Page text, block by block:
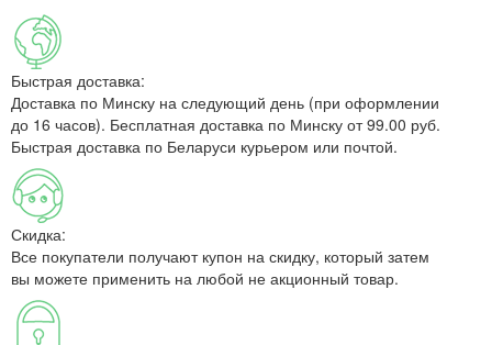
Быстрая доставка:
Доставка по Минску на следующий день (при оформлении
до 16 часов). Бесплатная доставка по Минску от 99.00 руб.
Быстрая доставка по Беларуси курьером или почтой.
Скидка:
Все покупатели получают купон на скидку, который затем
вы можете применить на любой не акционный товар.